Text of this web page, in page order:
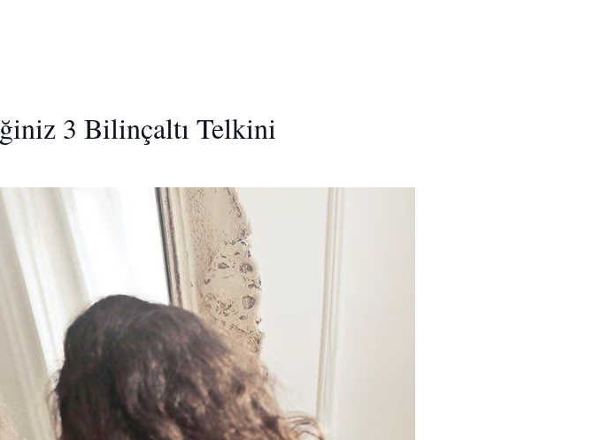
3 Bilinçaltı Telkini